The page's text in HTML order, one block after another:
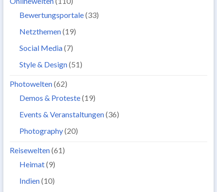
Bewertungsportale(33)
Netzthemen(19)
Social Media(7)
Style & Design(51)
Photowelten(62)
Demos & Proteste(19)
Events & Veranstaltungen(36)
Photography(20)
Reisewelten(61)
Heimat(9)
Indien(10)